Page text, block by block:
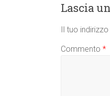
Lascia
Il tuo
Commento *